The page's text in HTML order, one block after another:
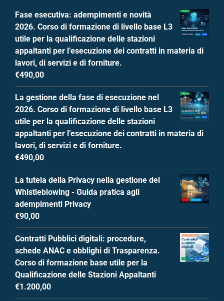
Fase esecutiva: adempimenti e novità
2026. Corso di formazione di livello base L3
utile per la qualificazione delle stazioni
appaltanti per l’esecuzione dei contratti in materia di
lavori, di servizi e di forniture.
€490,00
La gestione della fase di esecuzione nel
2026. Corso di formazione di livello base L3
utile per la qualificazione delle stazioni
appaltanti per l’esecuzione dei contratti in materia di
lavori, di servizi e di forniture.
€490,00
La tutela della Privacy nella gestione del
Whistleblowing - Guida pratica agli
adempimenti Privacy
€90,00
Contratti Pubblici digitali: procedure,
schede ANAC e obblighi di Trasparenza.
Corso di formazione base utile per la
Qualificazione delle Stazioni Appaltanti
€1.200,00